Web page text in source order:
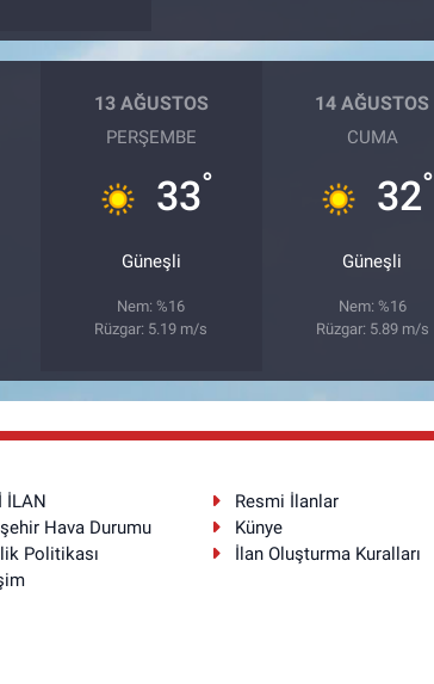
13 AĞUSTOS
PERŞEMBE
33°
Güneşli
Nem: %16
Rüzgar: 5.19 m/s
14 AĞUSTOS
CUMA
32°
Güneşli
Nem: %16
Rüzgar: 5.89 m/s
İLAN
Resmi İlanlar
Hava Durumu
Künye
Politikası
İlan Oluşturma Kuralları